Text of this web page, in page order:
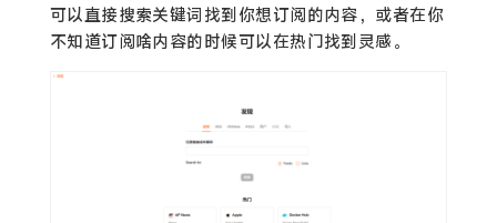
可以直接搜索关键词找到你想订阅的内容，或者在你
不知道订阅啥内容的时候可以在热门找到灵感。